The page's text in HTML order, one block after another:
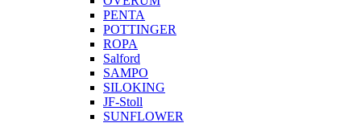
PENTA
POTTINGER
ROPA
Salford
SAMPO
SILOKING
JF-Stoll
SUNFLOWER